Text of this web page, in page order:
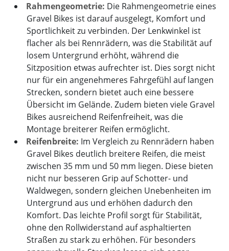
Rahmengeometrie: Die Rahmengeometrie eines
Gravel Bikes ist darauf ausgelegt, Komfort und
Sportlichkeit zu verbinden. Der Lenkwinkel ist
flacher als bei Rennrädern, was die Stabilität auf
losem Untergrund erhöht, während die
Sitzposition etwas aufrechter ist. Dies sorgt nicht
nur für ein angenehmeres Fahrgefühl auf langen
Strecken, sondern bietet auch eine bessere
Übersicht im Gelände. Zudem bieten viele Gravel
Bikes ausreichend Reifenfreiheit, was die
Montage breiterer Reifen ermöglicht.
Reifenbreite: Im Vergleich zu Rennrädern haben
Gravel Bikes deutlich breitere Reifen, die meist
zwischen 35 mm und 50 mm liegen. Diese bieten
nicht nur besseren Grip auf Schotter- und
Waldwegen, sondern gleichen Unebenheiten im
Untergrund aus und erhöhen dadurch den
Komfort. Das leichte Profil sorgt für Stabilität,
ohne den Rollwiderstand auf asphaltierten
Straßen zu stark zu erhöhen. Für besonders